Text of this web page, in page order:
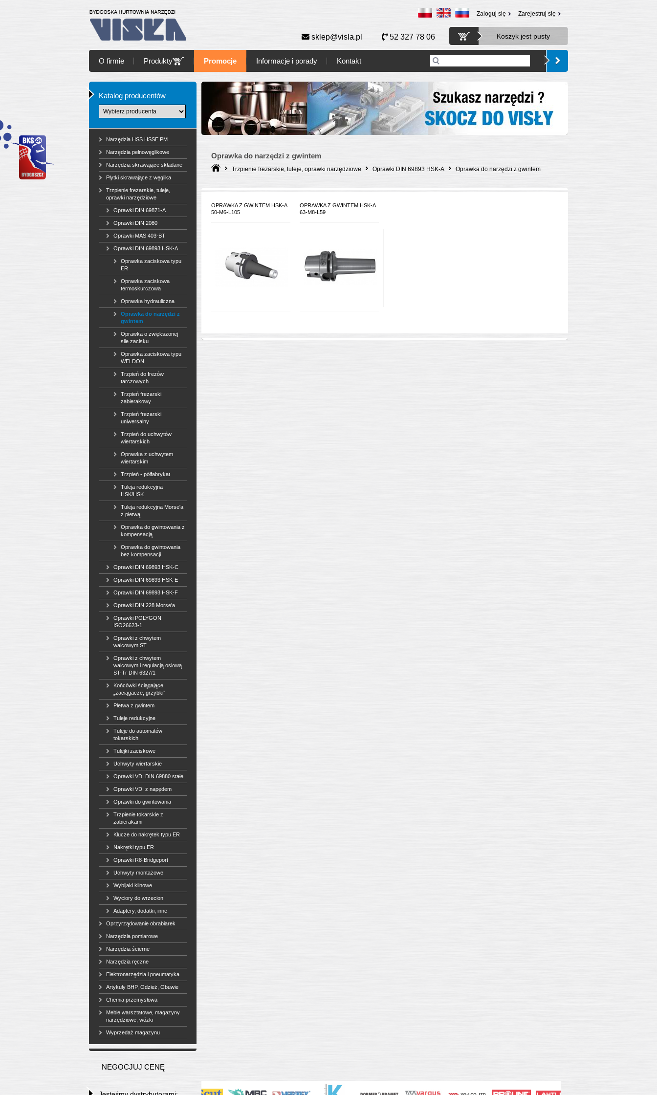
Zarejestruj się
Zaloguj się
sklep@visla.pl 52 327 78 06 Koszyk jest pusty
O firmie Produkty Promocje Informacje i porady Kontakt
Katalog producentów
Narzędzia HSS HSSE PM
Narzędzia pełnowęglikowe
Narzędzia skrawające składane
Płytki skrawające z węglika
Trzpienie frezarskie, tuleje,
oprawki narzędziowe
Oprawki DIN 69871-A
Oprawki DIN 2080
Oprawki MAS 403-BT
Oprawki DIN 69893 HSK-A
Oprawka zaciskowa typu
ER
Oprawka zaciskowa
termoskurczowa
Oprawka hydrauliczna
Oprawka do narzędzi z
gwintem
Oprawka o zwiększonej
sile zacisku
Oprawka zaciskowa typu
WELDON
Trzpień do frezów
tarczowych
Trzpień frezarski
zabierakowy
Trzpień frezarski
uniwersalny
Trzpień do uchwytów
wiertarskich
Oprawka z uchwytem
wiertarskim
Trzpień - półfabrykat
Tuleja redukcyjna
HSK/HSK
Tuleja redukcyjna Morse'a
z płetwą
Oprawka do gwintowania z
kompensacją
Oprawka do gwintowania
bez kompensacji
Oprawki DIN 69893 HSK-C
Oprawki DIN 69893 HSK-E
Oprawki DIN 69893 HSK-F
Oprawki DIN 228 Morse'a
Oprawki POLYGON
ISO26623-1
Oprawki z chwytem
walcowym ST
Oprawki z chwytem
walcowym i regulacją osiową
ST-Tr DIN 6327/1
Końcówki ściągające
„zaciągacze, grzybki”
Płetwa z gwintem
Tuleje redukcyjne
Tuleje do automatów
tokarskich
Tulejki zaciskowe
Uchwyty wiertarskie
Oprawki VDI DIN 69880 stałe
Oprawki VDI z napędem
Oprawki do gwintowania
Trzpienie tokarskie z
zabierakami
Klucze do nakrętek typu ER
Nakrętki typu ER
Oprawki R8-Bridgeport
Uchwyty montażowe
Wybijaki klinowe
Wyciory do wrzecion
Adaptery, dodatki, inne
Oprzyrządowanie obrabiarek
Narzędzia pomiarowe
Narzędzia ścierne
Narzędzia ręczne
Elektronarzędzia i pneumatyka
Artykuły BHP, Odzież, Obuwie
Chemia przemysłowa
Meble warsztatowe, magazyny
narzędziowe, wózki
Wyprzedaż magazynu
NEGOCJUJ CENĘ
Oprawka do narzędzi z gwintem
Trzpienie frezarskie, tuleje, oprawki narzędziowe Oprawki DIN 69893 HSK-A Oprawka do narzędzi z gwintem
OPRAWKA Z GWINTEM HSK-A
50-M6-L105
OPRAWKA Z GWINTEM HSK-A
63-M8-L59